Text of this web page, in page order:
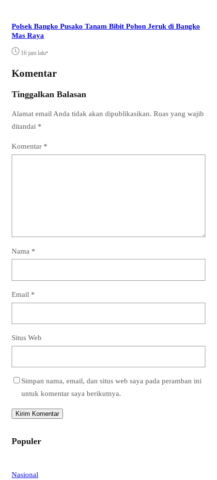
Polsek Bangko Pusako Tanam Bibit Pohon Jeruk di Bangko
Mas Raya
16 jam lalu•
Komentar
Tinggalkan Balasan
Alamat email Anda tidak akan dipublikasikan. Ruas yang wajib
ditandai *
Komentar *
Nama *
Email *
Situs Web
Simpan nama, email, dan situs web saya pada peramban ini
untuk komentar saya berikutnya.
Populer
Nasional